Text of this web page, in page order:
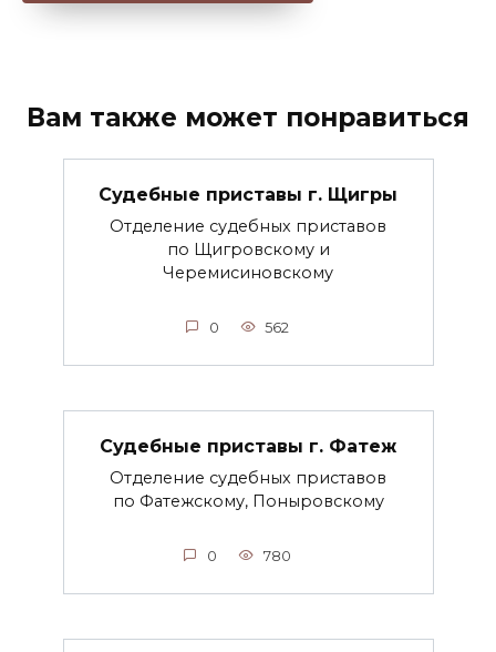
Вам также может понравиться
Судебные приставы г. Щигры
Отделение судебных приставов
по Щигровскому и
Черемисиновскому
0 562
Судебные приставы г. Фатеж
Отделение судебных приставов
по Фатежскому, Поныровскому
0 780